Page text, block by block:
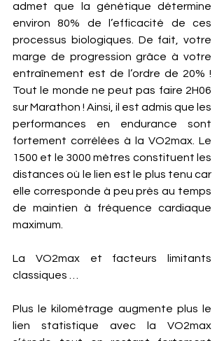
admet que la génétique détermine
environ 80% de l’efficacité de ces
processus biologiques. De fait, votre
marge de progression grâce à votre
entraînement est de l’ordre de 20% !
Tout le monde ne peut pas faire 2H06
sur Marathon ! Ainsi, il est admis que les
performances en endurance sont
fortement corrélées à la VO2max. Le
1500 et le 3000 mètres constituent les
distances où le lien est le plus tenu car
elle corresponde à peu près au temps
de maintien à fréquence cardiaque
maximum.
La VO2max et facteurs limitants
classiques …
Plus le kilométrage augmente plus le
lien statistique avec la VO2max